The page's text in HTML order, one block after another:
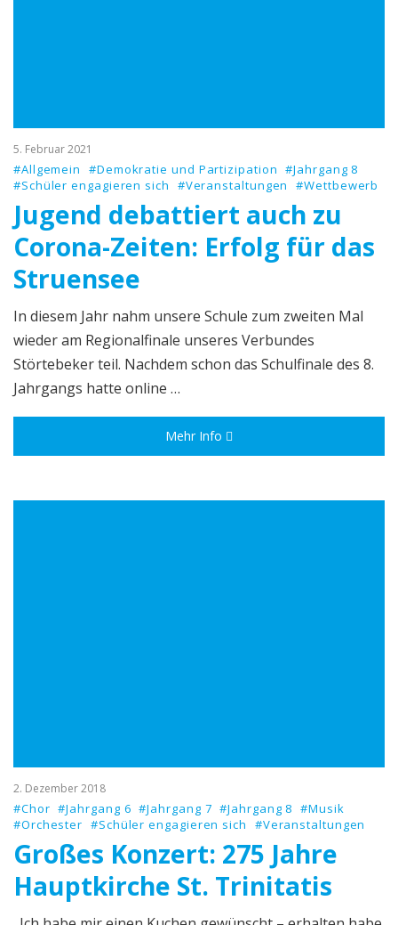
5. Februar 2021
#Allgemein #Demokratie und Partizipation #Jahrgang 8
#Schüler engagieren sich
#Veranstaltungen #Wettbewerb
Jugend debattiert auch zu
Corona-Zeiten: Erfolg für das
Struensee
In diesem Jahr nahm unsere Schule zum zweiten Mal
wieder am Regionalfinale unseres Verbundes
Störtebeker teil. Nachdem schon das Schulfinale des 8.
Jahrgangs hatte online …
Mehr Info
2. Dezember 2018
#Chor #Jahrgang 6 #Jahrgang 7 #Jahrgang 8 #Musik
#Orchester #Schüler engagieren sich #Veranstaltungen
Großes Konzert: 275 Jahre
Hauptkirche St. Trinitatis